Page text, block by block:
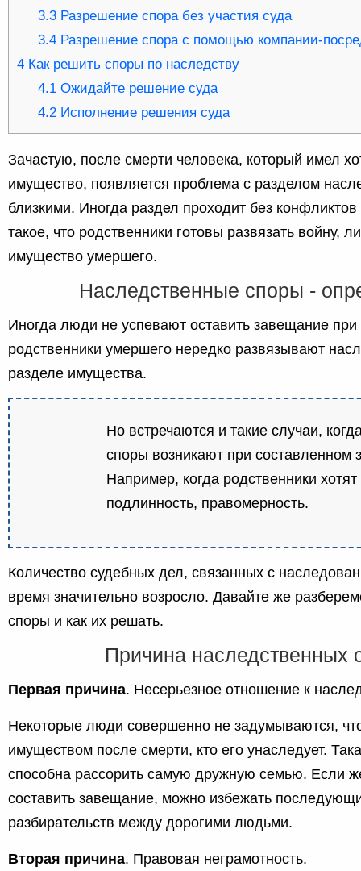
3.3Разрешение спора без участия суда
3.4Разрешение спора с помощью компании-
4 Как решить споры по наследству
4.1Ожидайте решение суда
4.2Исполнение решения суда
Зачастую, после смерти человека, который имел
имущество, появляется проблема с разделом
близкими. Иногда раздел проходит без
такое, что родственники готовы развязать войну,
имущество умершего.
Наследственные споры -
Иногда люди не успевают оставить завещание при
родственники умершего нередко развязывают
разделе имущества.
Но встречаются и такие случаи,
споры возникают при составленном
Например, когда родственники хотят
подлинность, правомерность.
Количество судебных дел, связанных с
время значительно возросло. Давайте же
споры и как их решать.
Причина наследственных
Первая причина. Несерьезное отношение к
Некоторые люди совершенно не задумываются,
имуществом после смерти, кто его унаследует.
способна рассорить самую дружную семью. Если
составить завещание, можно избежать
разбирательств между дорогими людьми.
Вторая причина. Правовая неграмотность.